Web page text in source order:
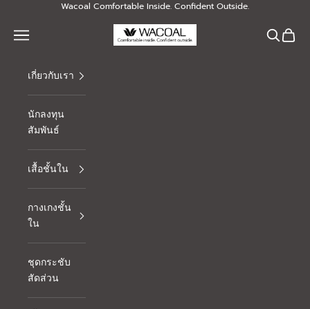
Skip to contentWacoal Comfortable Inside. Confident Outside.
Thai Wacoal Public Company Limited
Navigation menu Search
Cart
เกี่ยวกับเรา
นักลงทุน
สัมพันธ์
เสื้อชั้นใน
กางเกงชั้น
ใน
ชุดกระชับ
สัดส่วน